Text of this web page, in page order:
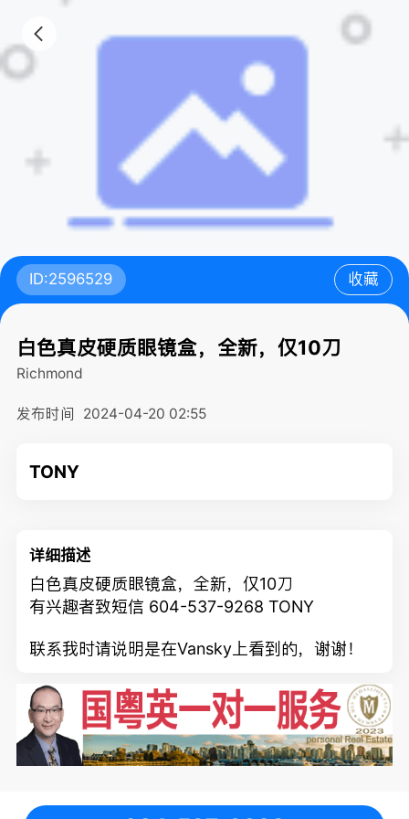
ID:2596529 收藏
白色真皮硬质眼镜盒，全新，仅10刀
Richmond
发布时间 2024-04-20 02:55
TONY
详细描述
白色真皮硬质眼镜盒，全新，仅10刀
有兴趣者致短信 604-537-9268 TONY
联系我时请说明是在Vansky上看到的，谢谢！